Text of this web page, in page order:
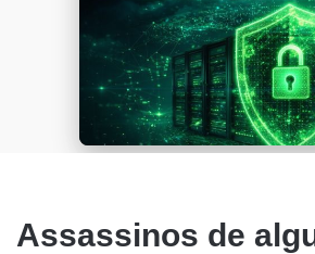
Assassinos de